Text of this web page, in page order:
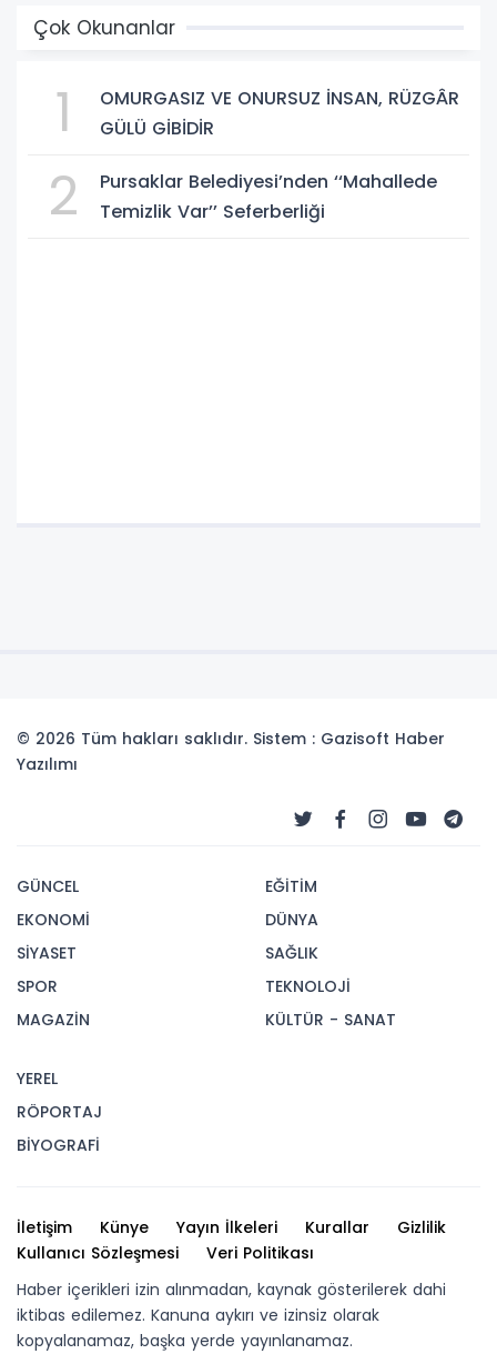
Çok Okunanlar
1
OMURGASIZ VE ONURSUZ İNSAN, RÜZGÂR
GÜLÜ GİBİDİR
2
Pursaklar Belediyesi’nden ‘‘Mahallede
Temizlik Var’’ Seferberliği
© 2026 Tüm hakları saklıdır. Sistem : Gazisoft Haber
Yazılımı
GÜNCEL
EKONOMİ
SİYASET
SPOR
MAGAZİN
EĞİTİM
DÜNYA
SAĞLIK
TEKNOLOJİ
KÜLTÜR - SANAT
YEREL
RÖPORTAJ
BİYOGRAFİ
İletişim Künye Yayın İlkeleri Kurallar
Gizlilik
Kullanıcı Sözleşmesi
Veri Politikası
Haber içerikleri izin alınmadan, kaynak gösterilerek dahi
iktibas edilemez. Kanuna aykırı ve izinsiz olarak
kopyalanamaz, başka yerde yayınlanamaz.